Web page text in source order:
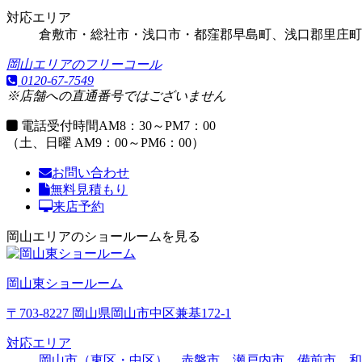
対応エリア
倉敷市・総社市・浅口市・都窪郡早島町、浅口郡里庄町
岡山エリアのフリーコール
0120-67-7549
※店舗への直通番号ではございません
電話受付時間AM8：30～PM7：00
（土、日曜 AM9：00～PM6：00）
お問い合わせ
無料見積もり
来店予約
岡山エリアのショールームを見る
岡山東ショールーム
〒703-8227 岡山県岡山市中区兼基172-1
対応エリア